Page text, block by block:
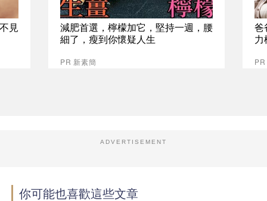
見
減肥首選，檸檬加它，堅持一週，腰
細了，瘦到你懷疑人生
PR 新素簡
爸
力
ADVERTISEMENT
你可能也喜歡這些文章